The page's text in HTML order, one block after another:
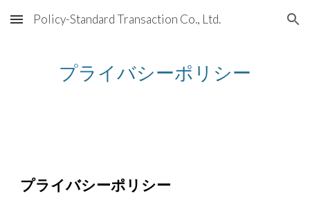
Skip to main content Skip to navigation
Policy-Standard Transaction Co., Ltd.
プライバシーポリシー
プライバシーポリシー